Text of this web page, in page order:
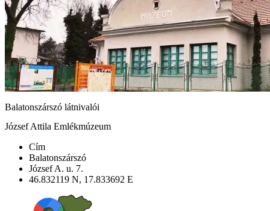
Balatonszárszó látnivalói
József Attila Emlékmúzeum
Cím
Balatonszárszó
József A. u. 7.
46.832119 N, 17.833692 E